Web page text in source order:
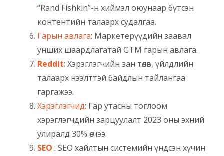
“Rand Fishkin”-н хиймэл оюунаар бүтсэн
контентийн талаарх судалгаа.
Гарын авлага: Маркетерүүдийн заавал
унших шаардлагатай GTM гарын авлага.
Reddit: Хэрэглэгчийн зан төлөв, үйлдлийн
талаарх нээлттэй байдлын тайлангаа
гаргажээ.
Хэрэглэгчид: Гар утасны тоглоом
хэрэглэгчдийн зарцуулалт 2023 оны эхний
улиралд 30% өсчээ.
SEO : SEO хайлтын системийн үндсэн хүчин